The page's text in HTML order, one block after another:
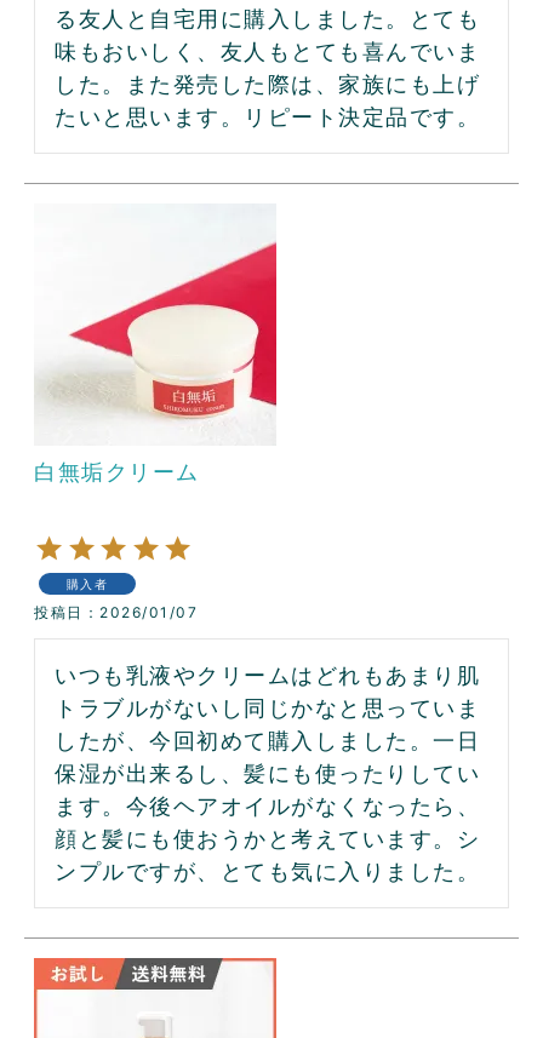
る友人と自宅用に購入しました。とても
味もおいしく、友人もとても喜んでいま
した。また発売した際は、家族にも上げ
たいと思います。リピート決定品です。
白無垢クリーム
購入者
投稿日 2026/01/07
いつも乳液やクリームはどれもあまり肌
トラブルがないし同じかなと思っていま
したが、今回初めて購入しました。一日
保湿が出来るし、髪にも使ったりしてい
ます。今後ヘアオイルがなくなったら、
顔と髪にも使おうかと考えています。シ
ンプルですが、とても気に入りました。